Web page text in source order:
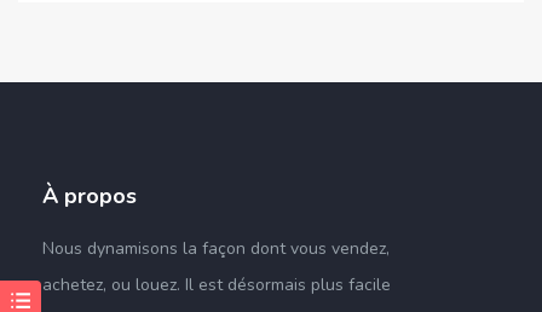
À propos
Nous dynamisons la façon dont vous vendez,
achetez, ou louez. Il est désormais plus facile